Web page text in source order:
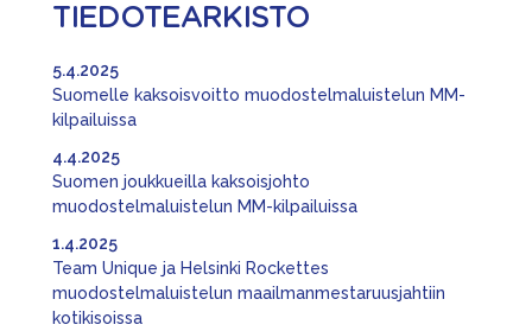
TIEDOTEARKISTO
Suomelle kaksoisvoitto muodostelmaluistelun MM-
kilpailuissa
5.4.2025
Suomen joukkueilla kaksoisjohto
muodostelmaluistelun MM-kilpailuissa
4.4.2025
Team Unique ja Helsinki Rockettes
muodostelmaluistelun maailmanmestaruusjahtiin
kotikisoissa
1.4.2025